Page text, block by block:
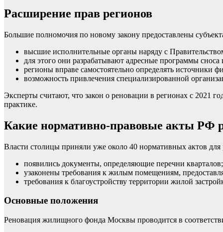
Расширение прав регионов
Большие полномочия по новому закону предоставлены
высшие исполнительные органы наряду с
для этого они разрабатывают адресные программы сноса
регионы вправе самостоятельно определять источники
возможность привлечения специализированной
Эксперты считают, что закон о реновации в регионах с 2021
практике.
Какие нормативно-правовые акты РФ
Власти столицы приняли уже около 40 нормативных актов
появились документы, определяющие перечни кварталов;
узаконены требования к жилым помещениям,
требования к благоустройству территории жилой
Основные положения
Реновация жилищного фонда Москвы проводится в